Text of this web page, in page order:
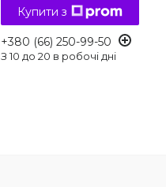
Купити з
+380 (66) 250-99-50
З 10 до 20 в робочі дні